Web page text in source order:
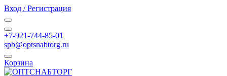
Вход / Регистрация
+7-921-744-85-01
spb@optsnabtorg.ru
Корзина